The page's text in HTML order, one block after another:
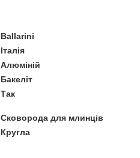
Ballarini
Італія
Алюміній
Бакеліт
Так
Сковорода для млинців
Кругла